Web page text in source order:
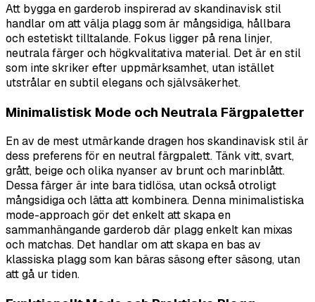
Att bygga en garderob inspirerad av skandinavisk stil
handlar om att välja plagg som är mångsidiga, hållbara
och estetiskt tilltalande. Fokus ligger på rena linjer,
neutrala färger och högkvalitativa material. Det är en stil
som inte skriker efter uppmärksamhet, utan istället
utstrålar en subtil elegans och självsäkerhet.
Minimalistisk Mode och Neutrala Färgpaletter
En av de mest utmärkande dragen hos skandinavisk stil är
dess preferens för en neutral färgpalett. Tänk vitt, svart,
grått, beige och olika nyanser av brunt och marinblått.
Dessa färger är inte bara tidlösa, utan också otroligt
mångsidiga och lätta att kombinera. Denna minimalistiska
mode-approach gör det enkelt att skapa en
sammanhängande garderob där plagg enkelt kan mixas
och matchas. Det handlar om att skapa en bas av
klassiska plagg som kan bäras säsong efter säsong, utan
att gå ur tiden.